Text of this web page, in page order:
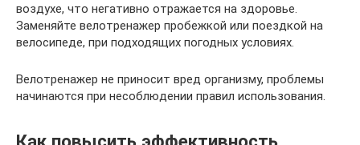
воздухе, что негативно отражается на здоровье.
Заменяйте велотренажер пробежкой или поездкой на
велосипеде, при подходящих погодных условиях.
Велотренажер не приносит вред организму, проблемы
начинаются при несоблюдении правил использования.